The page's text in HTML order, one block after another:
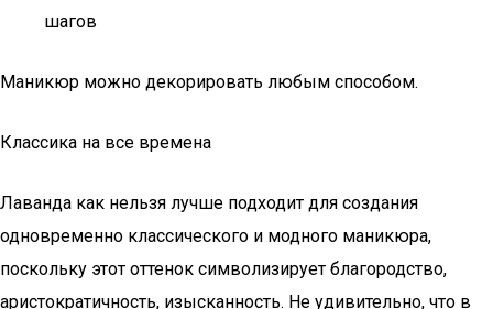
шагов
Маникюр можно декорировать любым способом.
Классика на все времена
Лаванда как нельзя лучше подходит для создания
одновременно классического и модного маникюра,
поскольку этот оттенок символизирует благородство,
аристократичность, изысканность. Не удивительно, что в